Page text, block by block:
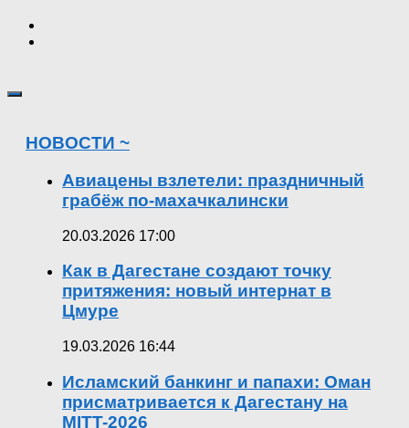
НОВОСТИ ~
Авиацены взлетели: праздничный
грабёж по-махачкалински
20.03.2026 17:00
Как в Дагестане создают точку
притяжения: новый интернат в
Цмуре
19.03.2026 16:44
Исламский банкинг и папахи: Оман
присматривается к Дагестану на
MITT-2026